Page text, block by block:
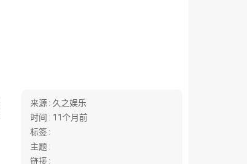
来源 : 久之娱乐
时间 : 11个月前
标签 :
主题 :
链接 :